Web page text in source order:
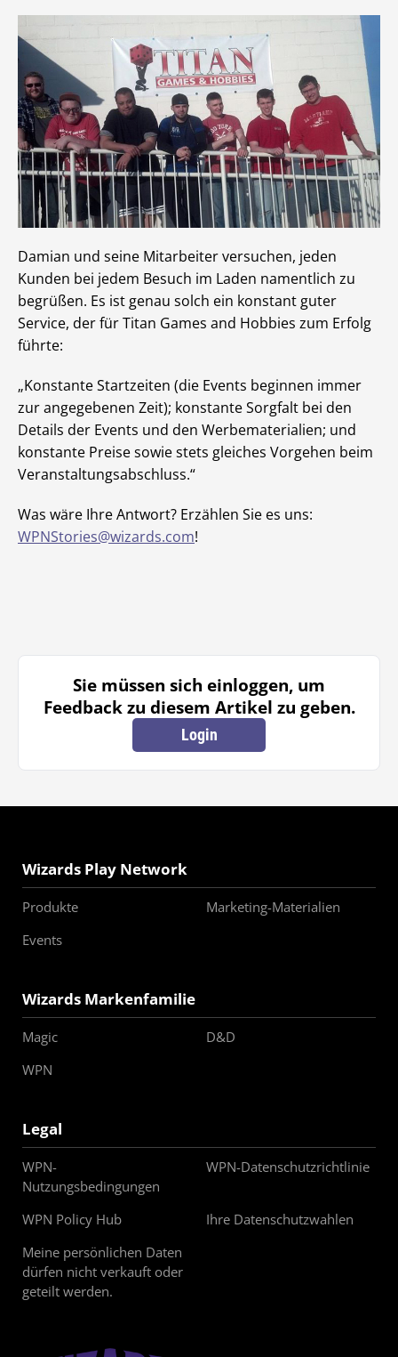
Damian und seine Mitarbeiter versuchen, jeden
Kunden bei jedem Besuch im Laden namentlich zu
begrüßen. Es ist genau solch ein konstant guter
Service, der für Titan Games and Hobbies zum Erfolg
führte:
„Konstante Startzeiten (die Events beginnen immer
zur angegebenen Zeit); konstante Sorgfalt bei den
Details der Events und den Werbematerialien; und
konstante Preise sowie stets gleiches Vorgehen beim
Veranstaltungsabschluss.“
Was wäre Ihre Antwort? Erzählen Sie es uns:
WPNStories@wizards.com!
Sie müssen sich einloggen, um
Feedback zu diesem Artikel zu geben.
Login
Wizards Play Network
Produkte
Marketing-Materialien
Events
Wizards Markenfamilie
Magic
D&D
WPN
Legal
WPN-
Nutzungsbedingungen
WPN-Datenschutzrichtlinie
WPN Policy Hub
Ihre Datenschutzwahlen
Meine persönlichen Daten
dürfen nicht verkauft oder
geteilt werden.